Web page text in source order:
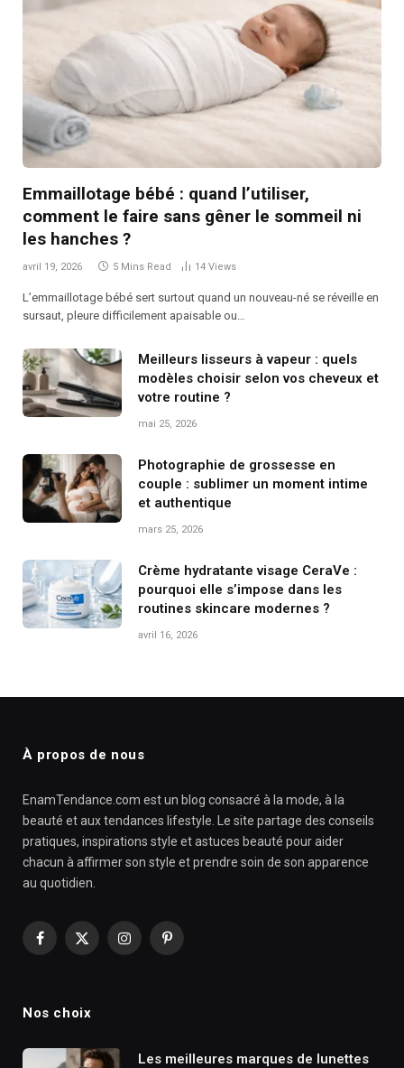
Emmaillotage bébé : quand l’utiliser,
comment le faire sans gêner le sommeil ni
les hanches ?
avril 19, 2026 5 Mins Read 14 Views
L’emmaillotage bébé sert surtout quand un nouveau-né se réveille en
sursaut, pleure difficilement apaisable ou…
Meilleurs lisseurs à vapeur : quels
modèles choisir selon vos cheveux et
votre routine ?
mai 25, 2026
Photographie de grossesse en
couple : sublimer un moment intime
et authentique
mars 25, 2026
Crème hydratante visage CeraVe :
pourquoi elle s’impose dans les
routines skincare modernes ?
avril 16, 2026
À propos de nous
EnamTendance.com est un blog consacré à la mode, à la
beauté et aux tendances lifestyle. Le site partage des conseils
pratiques, inspirations style et astuces beauté pour aider
chacun à affirmer son style et prendre soin de son apparence
au quotidien.
Facebook
X
InstagramPinterest
Nos choix
Les meilleures marques de lunettes